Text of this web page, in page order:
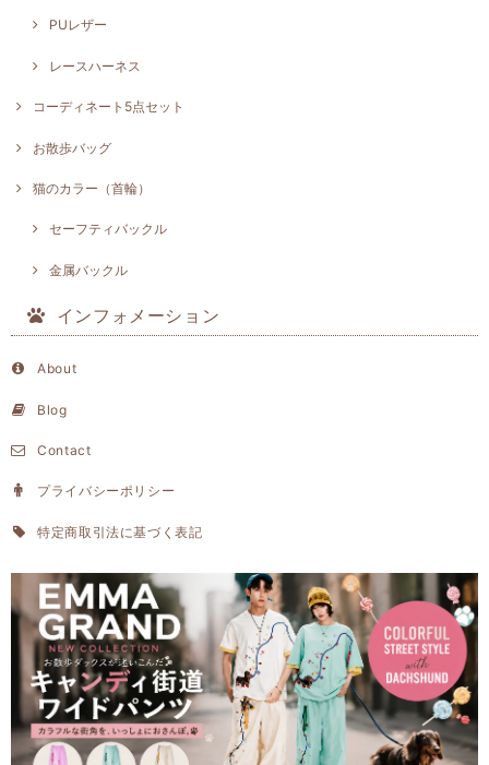
PUレザー
レースハーネス
コーディネート5点セット
お散歩バッグ
猫のカラー（首輪）
セーフティバックル
金属バックル
インフォメーション
About
Blog
Contact
プライバシーポリシー
特定商取引法に基づく表記